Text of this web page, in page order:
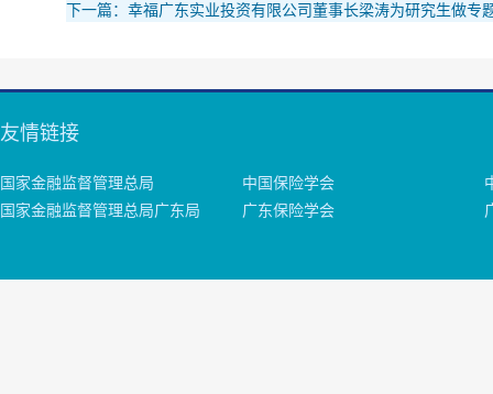
下一篇：幸福广东实业投资有限公司董事长梁涛为研究生做专
友情链接
国家金融监督管理总局 中国保险学会
国家金融监督管理总局广东局
广东保险学会